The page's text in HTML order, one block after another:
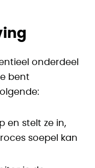
onderdeel
bent
en stelt ze in,
soepel kan